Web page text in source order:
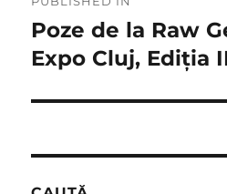
navigation
Poze de la Raw
Expo Cluj, Ediția